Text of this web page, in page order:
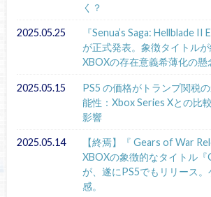
く？
2025.05.25
『Senua’s Saga: Hellblade II
が正式発表。象徴タイトルが
XBOXの存在意義希薄化の懸
2025.05.15
PS5 の価格がトランプ関税
能性：Xbox Series Xとの比
影響
2025.05.14
【終焉】『 Gears of War
XBOXの象徴的なタイトル『
が、遂にPS5でもリリース
感。